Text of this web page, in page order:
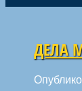
ДЕЛА